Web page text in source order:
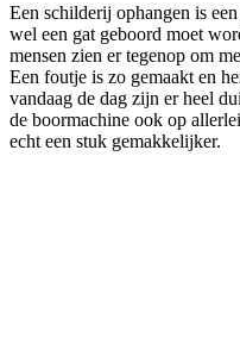
Een schilderij ophangen is
wel een gat geboord moet
mensen zien er tegenop om
Een foutje is zo gemaakt en
vandaag de dag zijn er heel
de boormachine ook op
echt een stuk gemakkelijker.